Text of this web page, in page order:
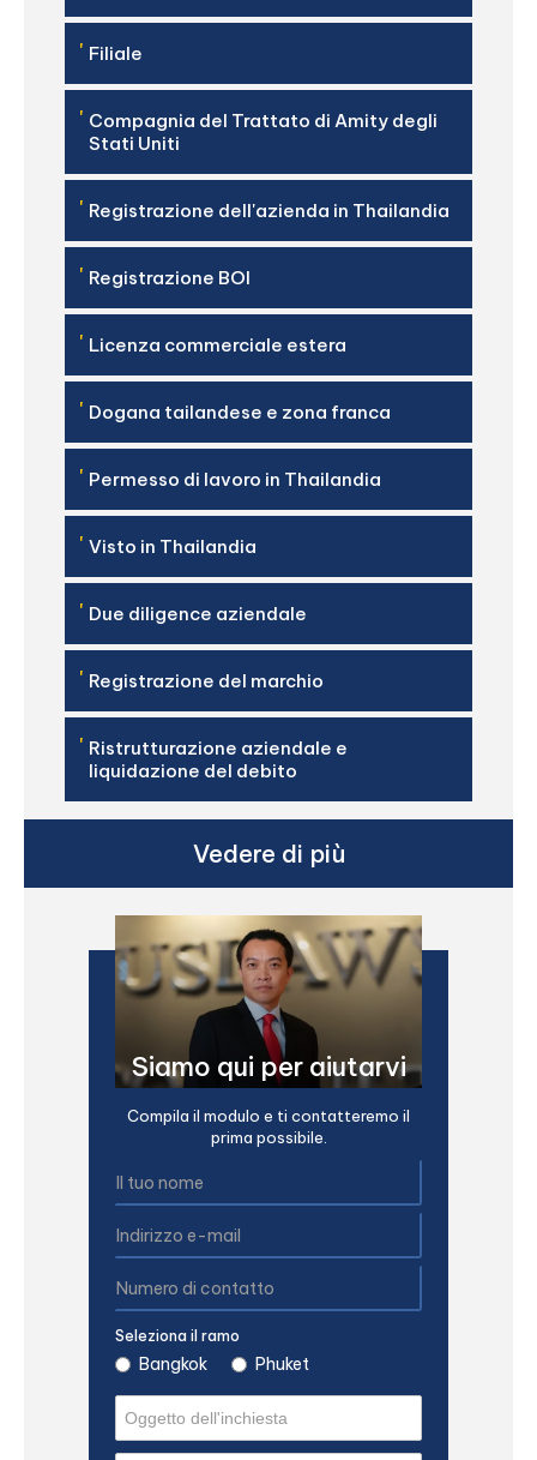
' Filiale
' Compagnia del Trattato di Amity degli
Stati Uniti
' Registrazione dell'azienda in Thailandia
' Registrazione BOI
' Licenza commerciale estera
' Dogana tailandese e zona franca
' Permesso di lavoro in Thailandia
' Visto in Thailandia
' Due diligence aziendale
' Registrazione del marchio
' Ristrutturazione aziendale e
liquidazione del debito
Vedere di più
Siamo qui per aiutarvi
Compila il modulo e ti contatteremo il
prima possibile.
Seleziona il ramo
Bangkok Phuket